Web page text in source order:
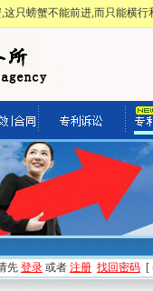
只螃蟹不能前进,而只能横
先 登录 或者 注册 找回密码 [